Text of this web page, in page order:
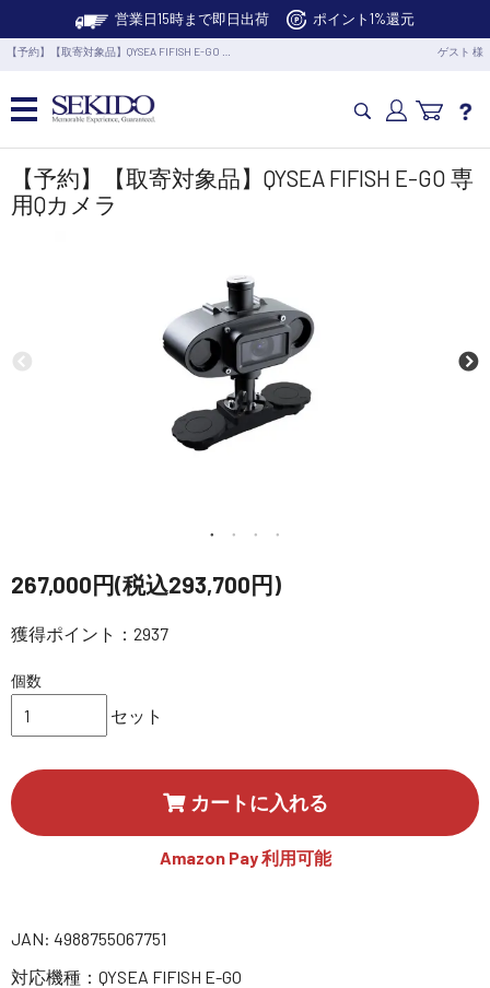
営業日15時まで即日出荷 ポイント1%還元
【予約】【取寄対象品】QYSEA FIFISH E-GO … ゲスト 様
カメラドローン・生活家電
業務用ドローン・業務関連製品
水中ドローン(ROV)・水中スクーター
定期配信!
サポート・Q&A / 法人・学生のお客様
SEKIDO
【予約】【取寄対象品】QYSEA FIFISH E-GO 専
用Qカメラ
267,000円(税込293,700円)
獲得ポイント：2937
個数
セット
カートに入れる
Amazon Pay 利用可能
JAN: 4988755067751
対応機種：QYSEA FIFISH E-GO